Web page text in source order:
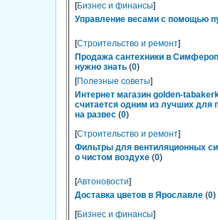
[Бизнес и финансы]
Управление весами с помощью
[Строительство и ремонт]
Продажа сантехники в
нужно знать (0)
[Полезные советы]
Интернет магазин golden-
считается одним из лучших для
на развес (0)
[Строительство и ремонт]
Фильтры для вентиляционных
о чистом воздухе (0)
[Автоновости]
Доставка цветов в Ярославле (0)
[Бизнес и финансы]